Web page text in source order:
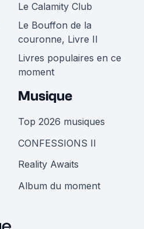
Le Calamity Club
Le Bouffon de la
couronne, Livre II
Livres populaires en ce
moment
Musique
Top 2026 musiques
CONFESSIONS II
Reality Awaits
Album du moment